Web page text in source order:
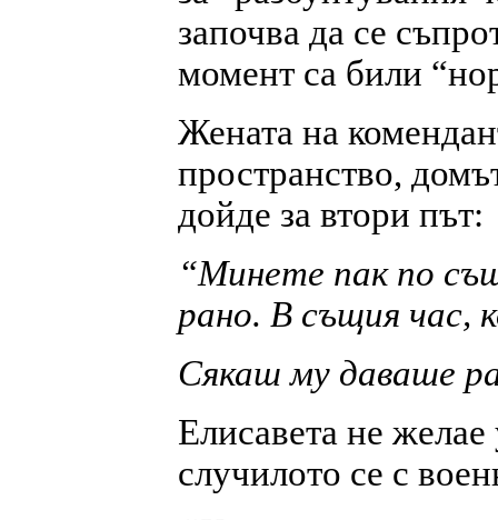
започва да се
момент са били
Жената на
пространство,
дойде за втори път:
“Минете пак по
рано. В същия час,
Сякаш му даваше
Елисавета не
случилото се с